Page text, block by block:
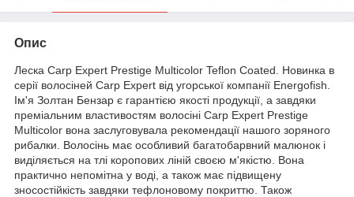
Опис
Леска Carp Expert Prestige Multicolor Teflon Coated. Новинка в
серії волосіней Carp Expert від угорської компанії Energofish.
Ім'я Золтан Бензар є гарантією якості продукції, а завдяки
преміальним властивостям волосіні Carp Expert Prestige
Multicolor вона заслуговувала рекомендації нашого зоряного
рибалки. Волосінь має особливий багатобарвний малюнок і
виділяється на тлі коропових ліній своєю м'якістю. Вона
практично непомітна у воді, а також має підвищену
зносостійкість завдяки тефлоновому покриттю. Також